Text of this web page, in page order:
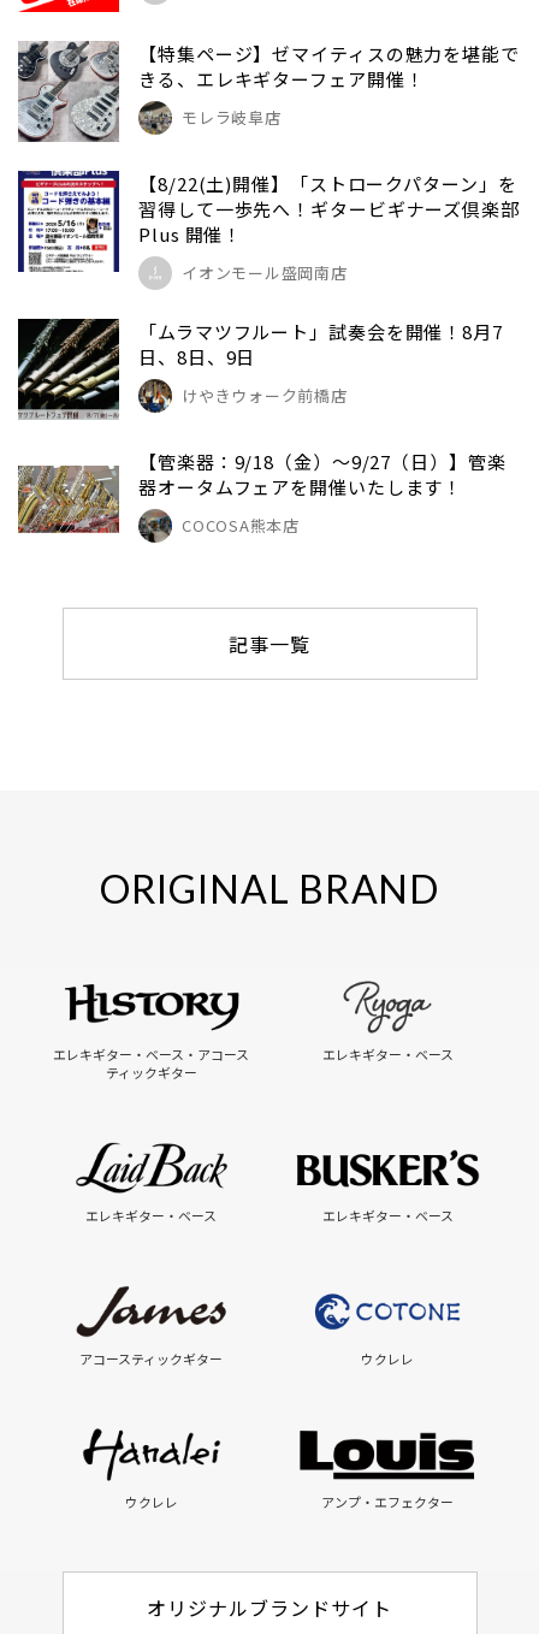
【特集ページ】ゼマイティスの魅力を堪能で
きる、エレキギターフェア開催！
モレラ岐阜店
【8/22(土)開催】「ストロークパターン」を
習得して一歩先へ！ギタービギナーズ倶楽部
Plus 開催！
イオンモール盛岡南店
「ムラマツフルート」試奏会を開催！8月7
日、8日、9日
けやきウォーク前橋店
【管楽器：9/18（金）～9/27（日）】管楽
器オータムフェアを開催いたします！
COCOSA熊本店
記事一覧
ORIGINAL BRAND
エレキギター・ベース・アコース
ティックギター
エレキギター・ベース
エレキギター・ベース エレキギター・ベース
アコースティックギター ウクレレ
ウクレレ アンプ・エフェクター
オリジナルブランドサイト